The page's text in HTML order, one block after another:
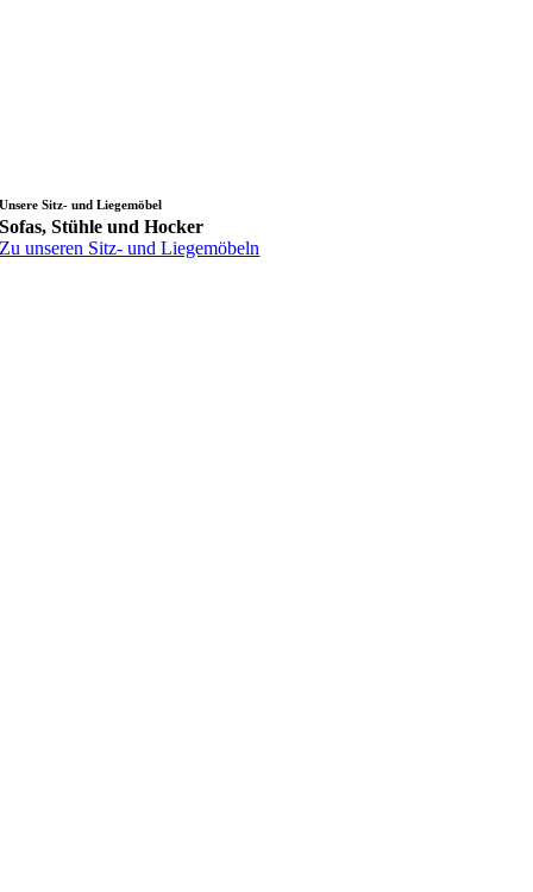
Unsere Sitz- und Liegemöbel
Sofas, Stühle und Hocker
Zu unseren Sitz- und Liegemöbeln